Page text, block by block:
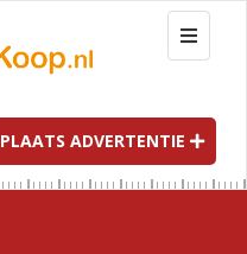
T
o
g
l
e
n
PLAATS ADVERTENTIE